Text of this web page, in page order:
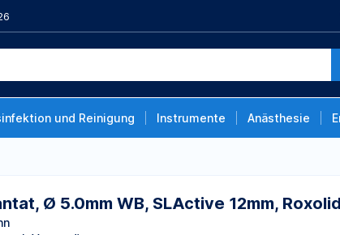
und Reinigung Instrumente Anästhesie
Ø 5.0mm WB, SLActive 12mm, Roxolid